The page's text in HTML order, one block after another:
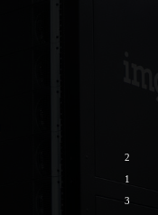
2
1
3